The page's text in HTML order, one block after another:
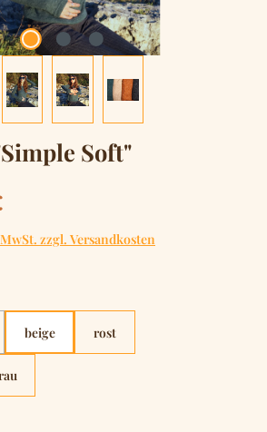
Soft"
zzgl. Versandkosten
ist zurzeit nicht verfügbar.)
beige rost